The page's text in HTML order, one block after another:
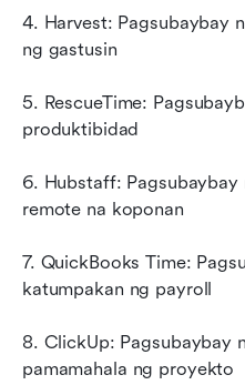
4. Harvest: Pagsubaybay
ng gastusin
5. RescueTime:
produktibidad
6. Hubstaff: Pagsubaybay
remote na koponan
7. QuickBooks Time:
katumpakan ng payroll
8. ClickUp: Pagsubaybay
pamamahala ng proyekto